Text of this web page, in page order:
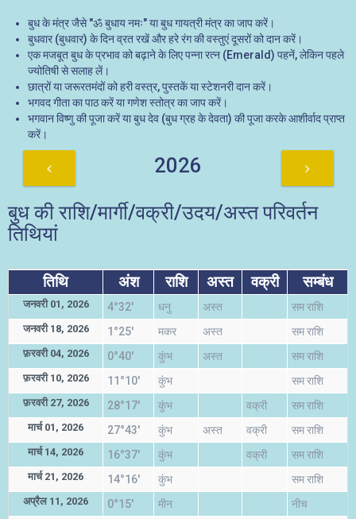
बुध के मंत्र जैसे "ॐ बुधाय नमः" या बुध गायत्री मंत्र का जाप करें।
बुधवार (बुधवार) के दिन व्रत रखें और हरे रंग की वस्तुएं दूसरों को दान करें।
एक मजबूत बुध के प्रभाव को बढ़ाने के लिए पन्ना रत्न (Emerald) पहनें, लेकिन पहले
ज्योतिषी से सलाह लें।
छात्रों या जरूरतमंदों को हरी वस्त्र, पुस्तकें या स्टेशनरी दान करें।
भगवद गीता का पाठ करें या गणेश स्तोत्र का जाप करें।
भगवान विष्णु की पूजा करें या बुध देव (बुध ग्रह के देवता) की पूजा करके आशीर्वाद प्राप्त
करें।
2026
बुध की राशि/मार्गी/वक्री/उदय/अस्त परिवर्तन
तिथियां
तिथि अंश राशि अस्त वक्री सम्बंध
जनवरी 01, 2026 4°32' धनु अस्त सम राशि
जनवरी 18, 2026 1°25' मकर अस्त सम राशि
फ़रवरी 04, 2026 0°40' कुंभ अस्त सम राशि
फ़रवरी 10, 2026 11°10' कुंभ सम राशि
फ़रवरी 27, 2026 28°17' कुंभ वक्री सम राशि
मार्च 01, 2026 27°43' कुंभ अस्त वक्री सम राशि
मार्च 14, 2026 16°37' कुंभ वक्री सम राशि
मार्च 21, 2026 14°16' कुंभ सम राशि
अप्रैल 11, 2026 0°15' मीन नीच